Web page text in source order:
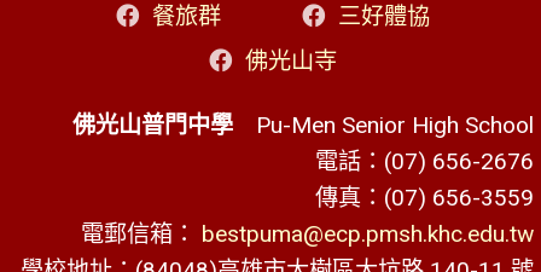
餐旅群
三好體協
佛光山寺
佛光山普門中學 Pu-Men Senior High School
電話：(07) 656-2676
傳真：(07) 656-3559
電郵信箱： bestpuma@ecp.pmsh.khc.edu.tw